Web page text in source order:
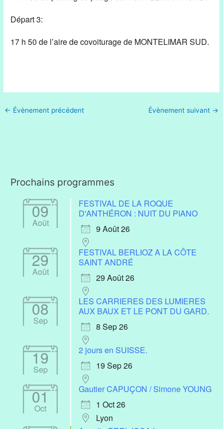
Départ 3:
17 h 50 de l’aire de covoiturage de MONTELIMAR SUD.
← Évènement précédent Évènement suivant →
Prochains programmes
09
Août
FESTIVAL DE LA ROQUE
D'ANTHÉRON : NUIT DU PIANO
9 Août 26
29
Août
FESTIVAL BERLIOZ A LA CÔTE
SAINT ANDRÉ
29 Août 26
08
Sep
LES CARRIERES DES LUMIERES
AUX BAUX ET LE PONT DU GARD.
8 Sep 26
19
Sep
2 jours en SUISSE.
19 Sep 26
01
Oct
Gautier CAPUÇON / Simone YOUNG
1 Oct 26
Lyon